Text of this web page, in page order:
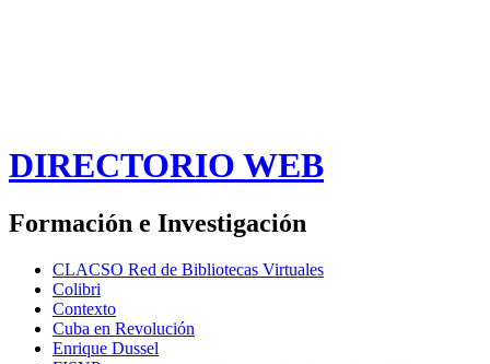
DIRECTORIO WEB
Formación e Investigación
CLACSO Red de Bibliotecas Virtuales
Colibri
Contexto
Cuba en Revolución
Enrique Dussel